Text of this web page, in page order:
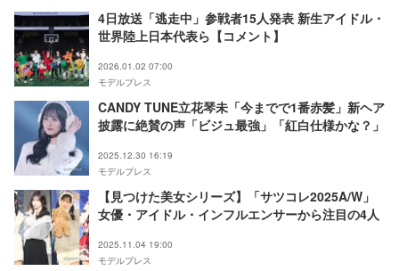
4日放送「逃走中」参戦者15人発表 新生アイドル・
世界陸上日本代表ら【コメント】
2026.01.02 07:00
モデルプレス
CANDY TUNE立花琴未「今までで1番赤髪」新ヘア
披露に絶賛の声「ビジュ最強」「紅白仕様かな？」
2025.12.30 16:19
モデルプレス
【見つけた美女シリーズ】「サツコレ2025A/W」
女優・アイドル・インフルエンサーから注目の4人
2025.11.04 19:00
モデルプレス